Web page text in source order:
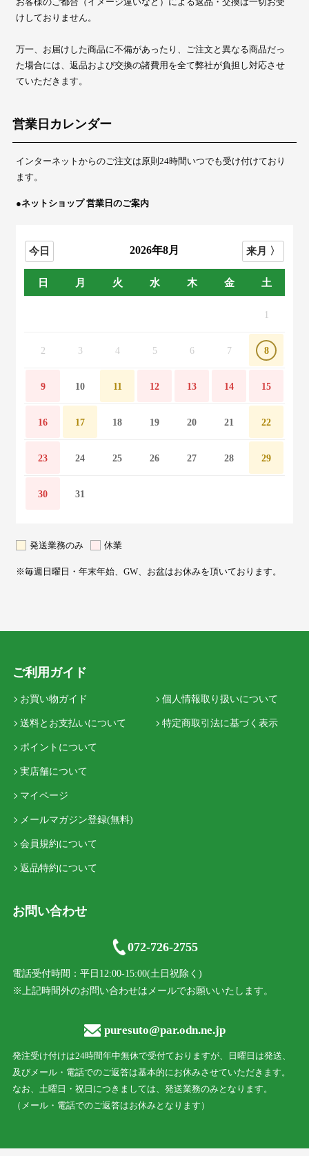
けしておりません。
万一、お届けした商品に不備があったり、ご注文と異なる商品だっ
た場合には、返品および交換の諸費用を全て弊社が負担し対応させ
ていただきます。
営業日カレンダー
インターネットからのご注文は原則24時間いつでも受け付けており
ます。
●ネットショップ 営業日のご案内
2026年8月
日 月 火 水 木 金 土
1
2 3 4 5 6 7 8
9 10 11 12 13 14 15
16 17 18 19 20 21 22
23 24 25 26 27 28 29
30 31
発送業務のみ 休業
※毎週日曜日・年末年始、GW、お盆はお休みを頂いております。
ご利用ガイド
お買い物ガイド
送料とお支払いについて
ポイントについて
実店舗について
マイページ
メールマガジン登録(無料)
会員規約について
返品特約について
個人情報取り扱いについて
特定商取引法に基づく表示
お問い合わせ
072-726-2755
電話受付時間：平日12:00-15:00(土日祝除く)
※上記時間外のお問い合わせはメールでお願いいたします。
puresuto@par.odn.ne.jp
発注受け付けは24時間年中無休で受付ておりますが、日曜日は発送、
及びメール・電話でのご返答は基本的にお休みさせていただきます。
なお、土曜日・祝日につきましては、発送業務のみとなります。
（メール・電話でのご返答はお休みとなります）